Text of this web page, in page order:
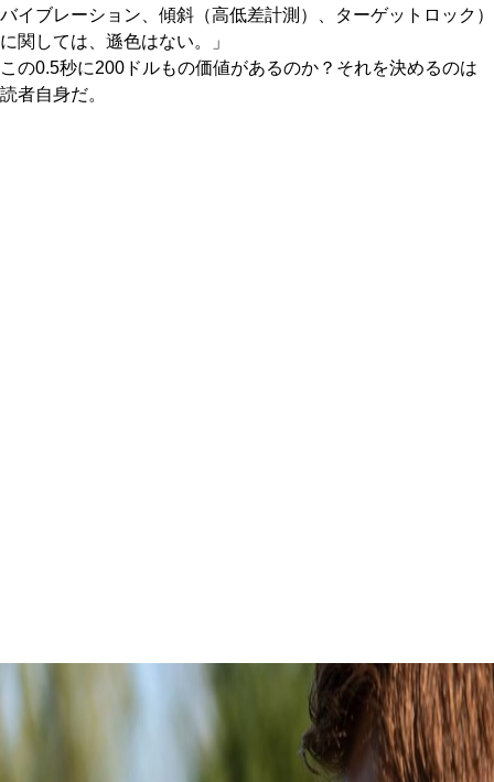
バイブレーション、傾斜（高低差計測）、ターゲットロック）
に関しては、遜色はない。」
この0.5秒に200ドルもの価値があるのか？それを決めるのは
読者自身だ。